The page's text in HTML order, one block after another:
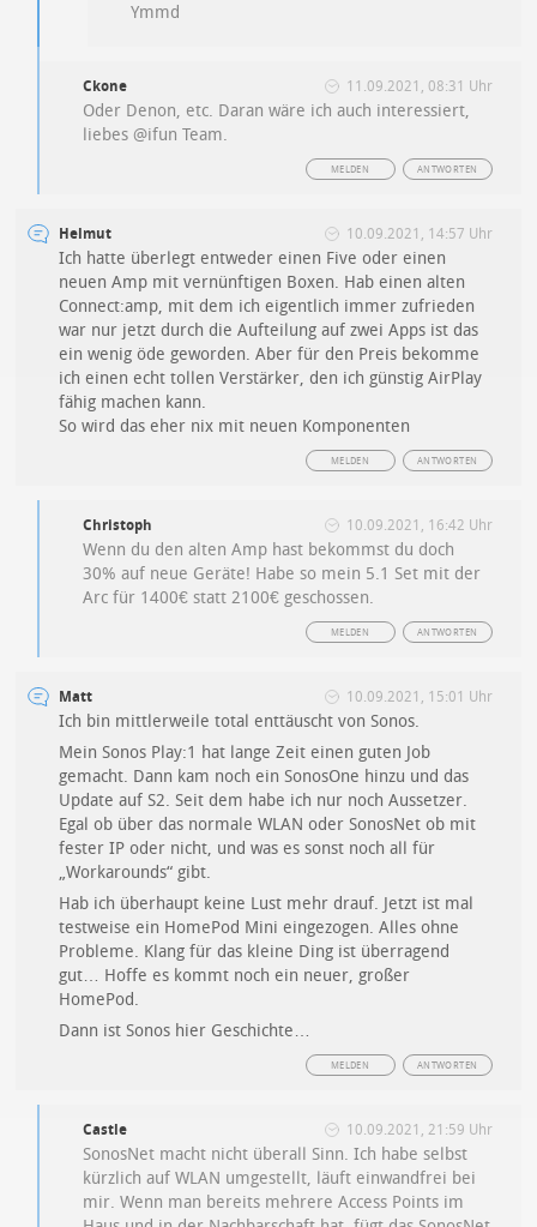
Ymmd
Ckone 11.09.2021, 08:31 Uhr
Oder Denon, etc. Daran wäre ich auch interessiert,
liebes @ifun Team.
ANTWORTEN
MELDEN
Helmut 10.09.2021, 14:57 Uhr
Ich hatte überlegt entweder einen Five oder einen
neuen Amp mit vernünftigen Boxen. Hab einen alten
Connect:amp, mit dem ich eigentlich immer zufrieden
war nur jetzt durch die Aufteilung auf zwei Apps ist das
ein wenig öde geworden. Aber für den Preis bekomme
ich einen echt tollen Verstärker, den ich günstig AirPlay
fähig machen kann.
So wird das eher nix mit neuen Komponenten
ANTWORTEN
MELDEN
Christoph 10.09.2021, 16:42 Uhr
Wenn du den alten Amp hast bekommst du doch
30% auf neue Geräte! Habe so mein 5.1 Set mit der
Arc für 1400€ statt 2100€ geschossen.
ANTWORTEN
MELDEN
Matt 10.09.2021, 15:01 Uhr
Ich bin mittlerweile total enttäuscht von Sonos.
Mein Sonos Play:1 hat lange Zeit einen guten Job
gemacht. Dann kam noch ein SonosOne hinzu und das
Update auf S2. Seit dem habe ich nur noch Aussetzer.
Egal ob über das normale WLAN oder SonosNet ob mit
fester IP oder nicht, und was es sonst noch all für
„Workarounds“ gibt.
Hab ich überhaupt keine Lust mehr drauf. Jetzt ist mal
testweise ein HomePod Mini eingezogen. Alles ohne
Probleme. Klang für das kleine Ding ist überragend
gut… Hoffe es kommt noch ein neuer, großer
HomePod.
Dann ist Sonos hier Geschichte…
ANTWORTEN
MELDEN
Castle 10.09.2021, 21:59 Uhr
SonosNet macht nicht überall Sinn. Ich habe selbst
kürzlich auf WLAN umgestellt, läuft einwandfrei bei
mir. Wenn man bereits mehrere Access Points im